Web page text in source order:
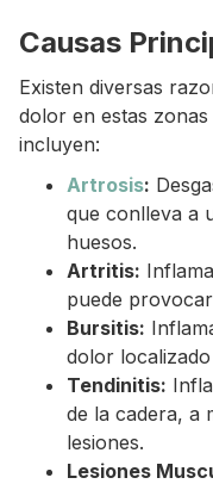
Causas
Existen diversas
dolor en estas
incluyen:
Artrosis:
que conlleva a
huesos.
Artritis:
puede
Bursitis:
dolor
Tendinitis:
de la cadera, a
lesiones.
Lesiones